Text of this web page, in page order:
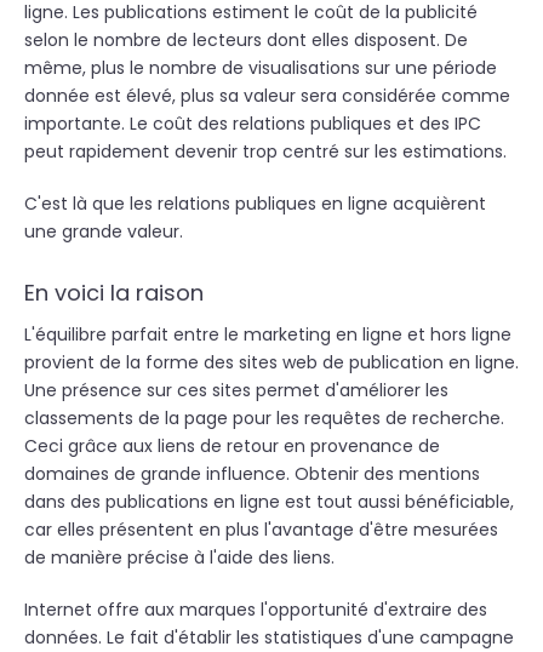
ligne. Les publications estiment le coût de la publicité
selon le nombre de lecteurs dont elles disposent. De
même, plus le nombre de visualisations sur une période
donnée est élevé, plus sa valeur sera considérée comme
importante. Le coût des relations publiques et des IPC
peut rapidement devenir trop centré sur les estimations.
C'est là que les relations publiques en ligne acquièrent
une grande valeur.
En voici la raison
L'équilibre parfait entre le marketing en ligne et hors ligne
provient de la forme des sites web de publication en ligne.
Une présence sur ces sites permet d'améliorer les
classements de la page pour les requêtes de recherche.
Ceci grâce aux liens de retour en provenance de
domaines de grande influence. Obtenir des mentions
dans des publications en ligne est tout aussi bénéficiable,
car elles présentent en plus l'avantage d'être mesurées
de manière précise à l'aide des liens.
Internet offre aux marques l'opportunité d'extraire des
données. Le fait d'établir les statistiques d'une campagne